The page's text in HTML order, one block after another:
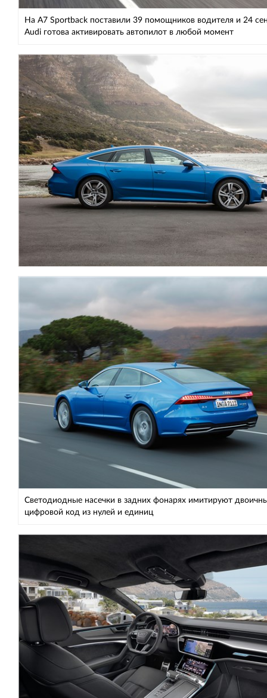
На A7 Sportback поставили 39 помощников водителя и 24
Audi готова активировать автопилот в любой момент
Светодиодные насечки в задних фонарях имитируют
цифровой код из нулей и единиц